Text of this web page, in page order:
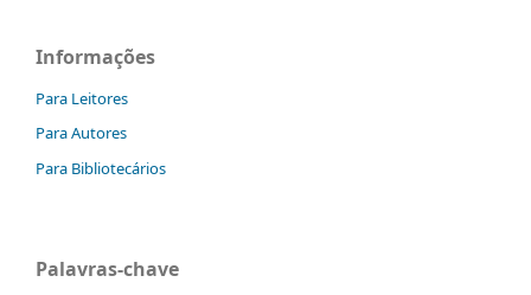
Informações
Para Leitores
Para Autores
Para Bibliotecários
Palavras-chave